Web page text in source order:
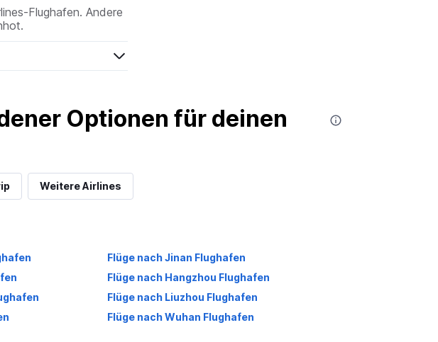
Flughafen. Andere
Optionen für deinen
Weitere Airlines
Flüge nach Jinan Flughafen
Flüge nach Hangzhou Flughafen
Flüge nach Liuzhou Flughafen
Flüge nach Wuhan Flughafen